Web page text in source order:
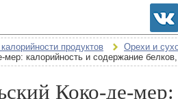
продуктов
Орехи и
калорийность и содержание
Коко-де-мер: